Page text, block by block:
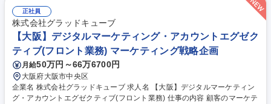
提携（法務DDの実施、NDA・基本契約書・最終合意書の作成・締結事
務、各種権利関係の調整）■その他（人事・労務・経理・内部監査室等の
他部との連携、規程改定案の立案、役員変更等の登記手続き） 募集職種
早期入社歓迎【大阪】法務★東証グロース市場上場★役員直下でスピード
感あり
正社員
株式会社グラッドキューブ
【大阪】デジタルマーケティング・アカウントエグゼク
ティブ(フロント業務) マーケティング戦略企画
月給50万円～66万6700円
大阪府大阪市中央区
企業名 株式会社グラッドキューブ 求人名 【大阪】デジタルマーケティン
グ・アカウントエグゼクティブ(フロント業務) 仕事の内容 顧客のマーケテ